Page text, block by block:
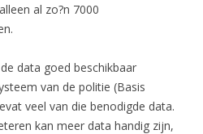
al zo?n 7000
data goed beschikbaar
van de politie (Basis
veel van die benodigde data.
kan meer data handig zijn,